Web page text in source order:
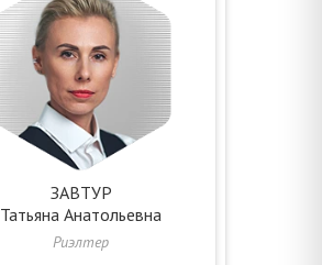
ЗАВТУР
Татьяна Анатольевна
Риэлтер